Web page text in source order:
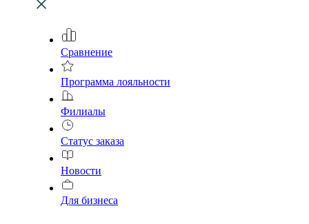
Сравнение
Программа лояльности
Филиалы
Статус заказа
Новости
Для бизнеса